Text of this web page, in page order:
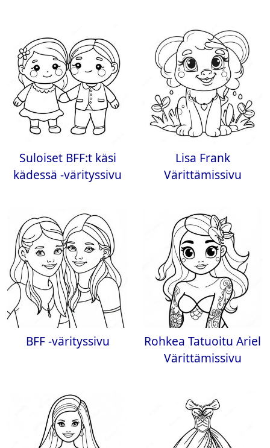
Suloiset BFF:t käsi
kädessä -värityssivu
Lisa Frank
Värittämissivu
BFF -värityssivu
Rohkea Tatuoitu Ariel
Värittämissivu